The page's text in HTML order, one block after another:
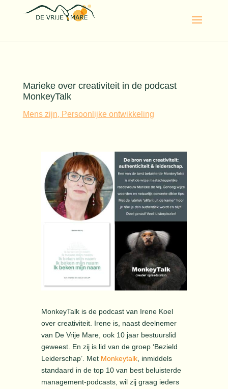
Marieke over creativiteit in de podcast
MonkeyTalk
Mens zijn, Persoonlijke ontwikkeling
MonkeyTalk is de podcast van Irene Koel
over creativiteit. Irene is, naast deelnemer
van De Vrije Mare, ook 10 jaar bestuurslid
geweest. En zij is lid van de groep ‘Bezield
Leiderschap’. Met Monkeytalk, inmiddels
standaard in de top 10 van best beluisterde
management-podcasts, wil zij graag ieders